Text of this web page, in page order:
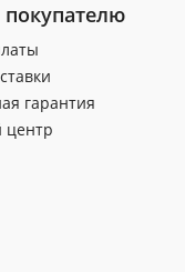
гарантия
центр